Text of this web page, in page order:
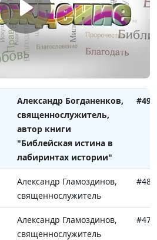
Александр Богданенков,
священнослужитель,
автор книги "Библейская
истина в лабиринтах
истории"
#50
Александр Богданенков,
священнослужитель,
автор книги
"Библейская истина в
лабиринтах истории"
#49
Александр Гламоздинов,
священнослужитель
#48
Александр Гламоздинов,
священнослужитель
#47